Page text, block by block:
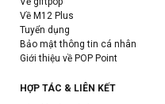
Về M12 Plus
Tuyển dụng
Bảo mật thông tin cá nhân
Giới thiệu về POP Point
HỢP TÁC & LIÊN KẾT